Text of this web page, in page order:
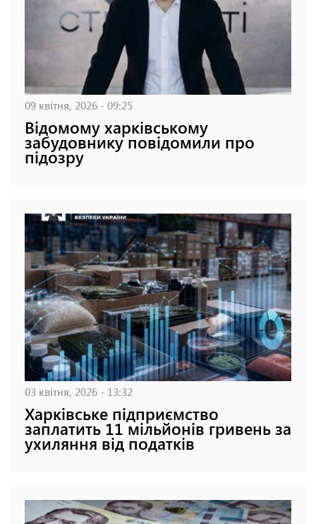
09 квітня, 2026 - 09:25
Відомому харківському
забудовнику повідомили про
підозру
03 квітня, 2026 - 13:32
Харківське підприємство
заплатить 11 мільйонів гривень за
ухиляння від податків